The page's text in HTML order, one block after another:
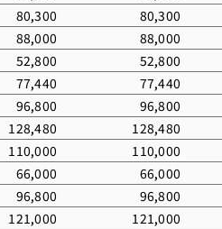
80,300 80,300
88,000 88,000
52,800 52,800
77,440 77,440
96,800 96,800
128,480 128,480
110,000 110,000
66,000 66,000
96,800 96,800
121,000 121,000